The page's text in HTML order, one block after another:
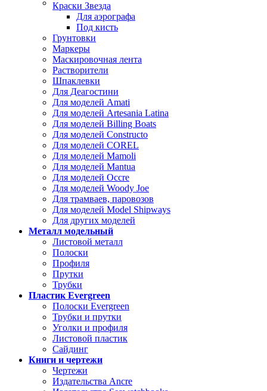
Краски Звезда
Для аэрографа
Под кисть
Грунтовки
Маркеры
Маскировочная лента
Растворители
Шпаклевки
Для Деагостини
Для моделей Amati
Для моделей Artesania Latina
Для моделей Billing Boats
Для моделей Constructo
Для моделей COREL
Для моделей Mamoli
Для моделей Mantua
Для моделей Occre
Для моделей Woody Joe
Для трамваев, паровозов
Для моделей Model Shipways
Для других моделей
Металл модельный
Листовой металл
Полоски
Профиля
Прутки
Трубки
Пластик Evergreen
Полоски Evergreen
Трубки и прутки
Уголки и профиля
Листовой пластик
Сайдинг
Книги и чертежи
Чертежи
Издательства Ancre